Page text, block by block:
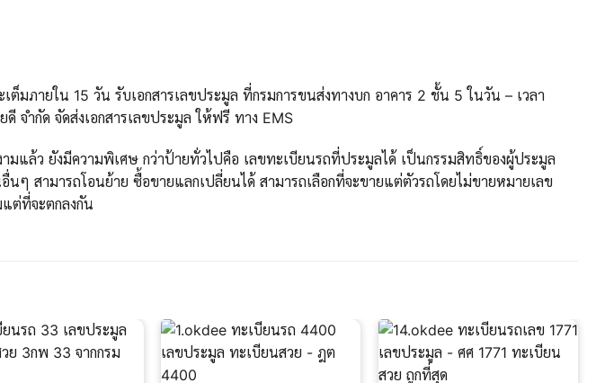
ต็มภายใน 15 วัน รับเอกสารเลขประมูล ที่กรมการขนส่งทางบก อาคาร 2 ชั้น 5 ในวัน – เวลา
จำกัด จัดส่งเอกสารเลขประมูล ให้ฟรี ทาง EMS
แล้ว ยังมีความพิเศษ กว่าป้ายทั่วไปคือ เลขทะเบียนรถที่ประมูลได้ เป็นกรรมสิทธิ์ของผู้ประมูล
สามารถโอนย้าย ซื้อขายแลกเปลี่ยนได้ สามารถเลือกที่จะขายแต่ตัวรถโดยไม่ขายหมายเลข
ต่ที่จะตกลงกัน